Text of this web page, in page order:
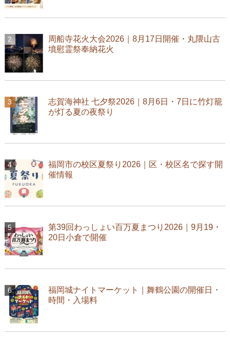
周船寺花火大会2026｜8月17日開催・丸隈山古
墳慰霊祭奉納花火
志賀海神社 七夕祭2026｜8月6日・7日に竹灯籠
が灯る夏の夜祭り
福岡市の校区夏祭り2026｜区・校区名で探す開
催情報
第39回わっしょい百万夏まつり2026｜9月19・
20日小倉で開催
福岡城ナイトマーケット｜舞鶴公園の開催日・
時間・入場料